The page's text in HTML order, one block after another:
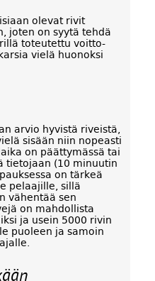
olevat rivit
joten on syytä tehdä
toteutettu voitto-
vielä huonoksi
arvio hyvistä riveistä,
sisään niin nopeasti
on päättymässä tai
tietojaan (10 minuutin
on tärkeä
pelaajille, sillä
vähentää sen
on mahdollista
ja usein 5000 rivin
puoleen ja samoin